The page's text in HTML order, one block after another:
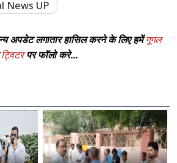
News UP
लगातार हासिल करने के लिए हमेंगूगल
ट्विटरपर फॉलो करे...